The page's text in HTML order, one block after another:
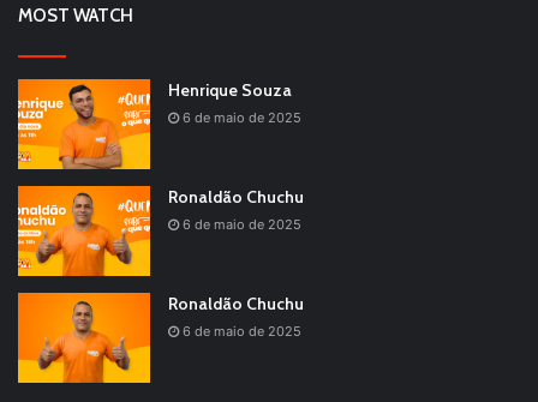
MOST WATCH
Henrique Souza
6 de maio de 2025
Ronaldão Chuchu
6 de maio de 2025
Ronaldão Chuchu
6 de maio de 2025